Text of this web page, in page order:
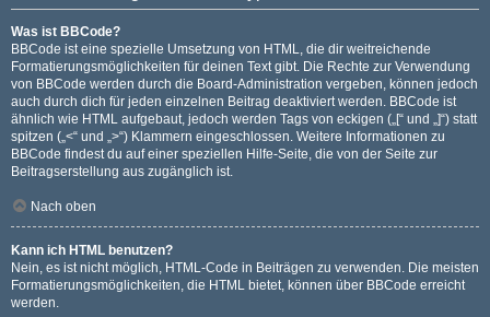
Was ist BBCode?
BBCode ist eine spezielle Umsetzung von HTML, die dir weitreichende
Formatierungsmöglichkeiten für deinen Text gibt. Die Rechte zur Verwendung
von BBCode werden durch die Board-Administration vergeben, können jedoch
auch durch dich für jeden einzelnen Beitrag deaktiviert werden. BBCode ist
ähnlich wie HTML aufgebaut, jedoch werden Tags von eckigen („[“ und „]“) statt
spitzen („<“ und „>“) Klammern eingeschlossen. Weitere Informationen zu
BBCode findest du auf einer speziellen Hilfe-Seite, die von der Seite zur
Beitragserstellung aus zugänglich ist.
Nach oben
Kann ich HTML benutzen?
Nein, es ist nicht möglich, HTML-Code in Beiträgen zu verwenden. Die meisten
Formatierungsmöglichkeiten, die HTML bietet, können über BBCode erreicht
werden.